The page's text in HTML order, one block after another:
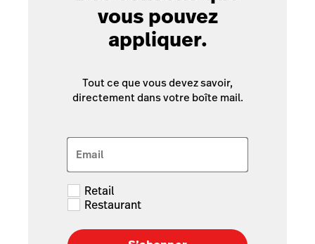
vous pouvez
appliquer.
Tout ce que vous devez savoir,
directement dans votre boîte mail.
Email
Retail
Restaurant